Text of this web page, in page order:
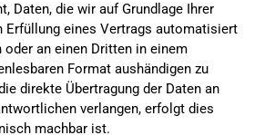
Daten, die wir auf Grundlage Ihrer
Erfüllung eines Vertrags automatisiert
oder an einen Dritten in einem
Format aushändigen zu
direkte Übertragung der Daten an
verlangen, erfolgt dies
machbar ist.